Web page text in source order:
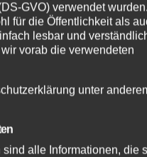
GVO) verwendet
für die Öffentlichkeit als
lesbar und
vorab die verwendeten
unter
alle Informationen, die